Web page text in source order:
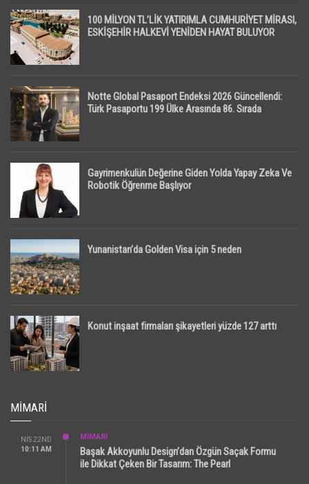
100 MİLYON TL’LİK YATIRIMLA CUMHURİYET MİRASI,
ESKİŞEHİR HALKEVİ YENİDEN HAYAT BULUYOR
Notte Global Pasaport Endeksi 2026 Güncellendi:
Türk Pasaportu 199 Ülke Arasında 86. Sırada
Gayrimenkulün Değerine Giden Yolda Yapay Zeka Ve
Robotik Öğrenme Başlıyor
Yunanistan’da Golden Visa için 5 neden
Konut inşaat firmaları şikayetleri yüzde 127 arttı
MIMARI
NIS 22ND
10:11 AM
MİMARİ
Başak Akkoyunlu Design’dan Özgün Saçak Formu
ile Dikkat Çeken Bir Tasarım: The Pearl